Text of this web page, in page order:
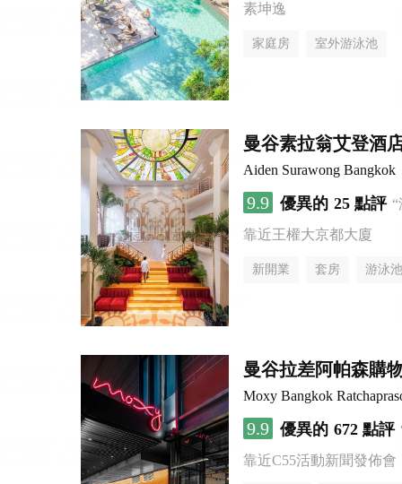
素坤逸
家庭房 室外游泳池
曼谷素拉翁艾登酒
Aiden Surawong Bangkok
9.9 優異的 25 點評
靠近王權大京都大廈
新開業 套房 游泳池
曼谷拉差阿帕森購
Moxy Bangkok
9.9 優異的 672 點評
靠近C55活動新聞發佈會